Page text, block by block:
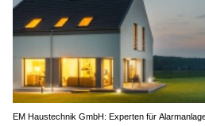
EM Haustechnik GmbH: Experten für